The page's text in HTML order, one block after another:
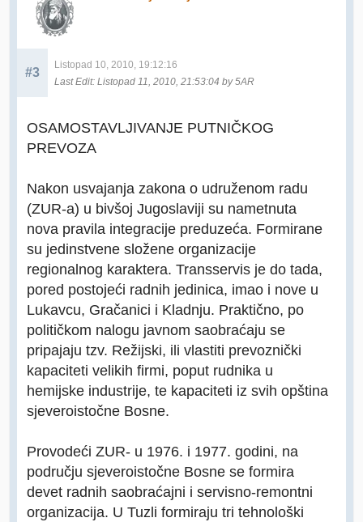
#3
Listopad 10, 2010, 19:12:16
Last Edit: Listopad 11, 2010, 21:53:04 by 5AR
OSAMOSTAVLJIVANJE PUTNIČKOG
PREVOZA
Nakon usvajanja zakona o udruženom radu
(ZUR-a) u bivšoj Jugoslaviji su nametnuta
nova pravila integracije preduzeća. Formirane
su jedinstvene složene organizacije
regionalnog karaktera. Transservis je do tada,
pored postojeći radnih jedinica, imao i nove u
Lukavcu, Gračanici i Kladnju. Praktično, po
političkom nalogu javnom saobraćaju se
pripajaju tzv. Režijski, ili vlastiti prevoznički
kapaciteti velikih firmi, poput rudnika u
hemijske industrije, te kapaciteti iz svih opština
sjeveroistočne Bosne.
Provodeći ZUR- u 1976. i 1977. godini, na
području sjeveroistočne Bosne se formira
devet radnih saobraćajni i servisno-remontni
organizacija. U Tuzli formiraju tri tehnološki